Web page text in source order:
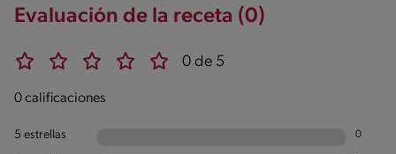
Evaluación de la receta (0)
0 de 5
0 calificaciones
5 estrellas 0